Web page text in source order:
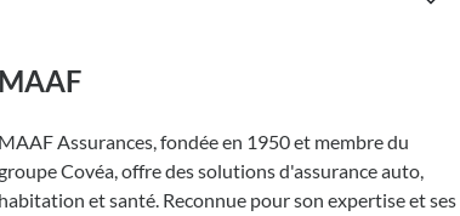
MAAF
MAAF Assurances, fondée en 1950 et membre du
Covéa, offre des solutions d'assurance auto,
habitation et santé. Reconnue pour son expertise et ses